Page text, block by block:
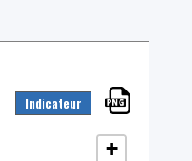
Indicateur
+